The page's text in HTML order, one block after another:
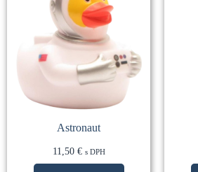
Astronaut
11,50 € s DPH